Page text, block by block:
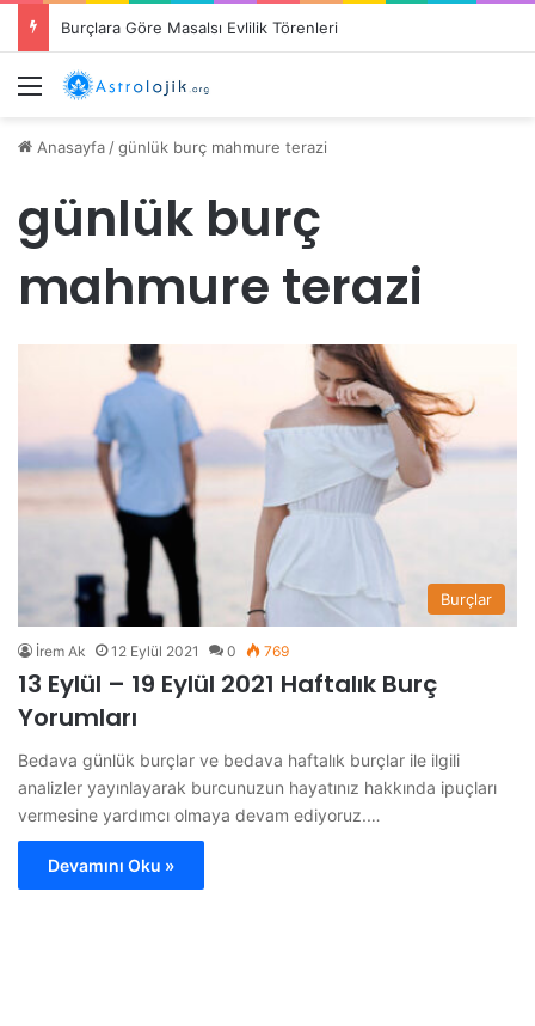
Burçlara Göre Masalsı Evlilik Törenleri
Menü
Anasayfa /günlük burç mahmure terazi
günlük burç
mahmure terazi
Burçlar
İrem Ak 12 Eylül 2021 0 769
13 Eylül – 19 Eylül 2021 Haftalık Burç
Yorumları
Bedava günlük burçlar ve bedava haftalık burçlar ile ilgili
analizler yayınlayarak burcunuzun hayatınız hakkında ipuçları
vermesine yardımcı olmaya devam ediyoruz.…
Devamını Oku »